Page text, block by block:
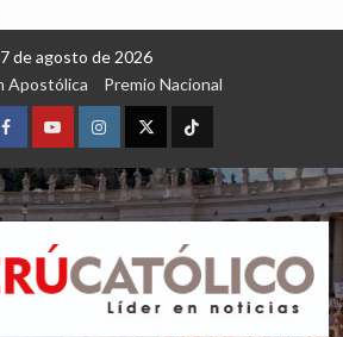
7 de agosto de 2026
Apostólica
Premio Nacional
FacebookYoutubeInstagram
X TikTok